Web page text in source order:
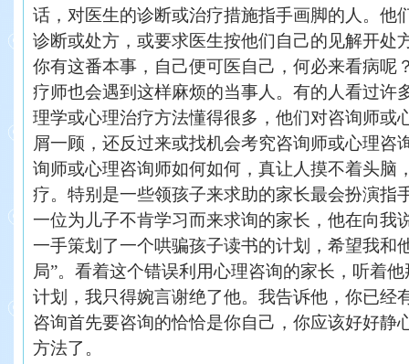
话，对医生的诊断或治疗措施指手画脚的人。他
诊断或处方，或要求医生按他们自己的见解开处
你有这番本事，自己便可医自己，何必来看病呢
疗师也会遇到这样麻烦的当事人。有的人看过许
理学或心理治疗方法懂得很多，他们对咨询师或
屑一顾，还反过来或找机会考究咨询师或心理咨
询师或心理咨询师如何如何，真让人摸不着头脑
疗。特别是一些领孩子来求助的家长最会扮演指
一位为儿子不肯学习而来求询的家长，他在向我
一手策划了一个哄骗孩子读书的计划，希望我和
局”。看着这个错误利用心理咨询的家长，听着
计划，我只得婉言谢绝了他。我告诉他，你已经
咨询首先要咨询的恰恰是你自己，你应该好好静
方法了。